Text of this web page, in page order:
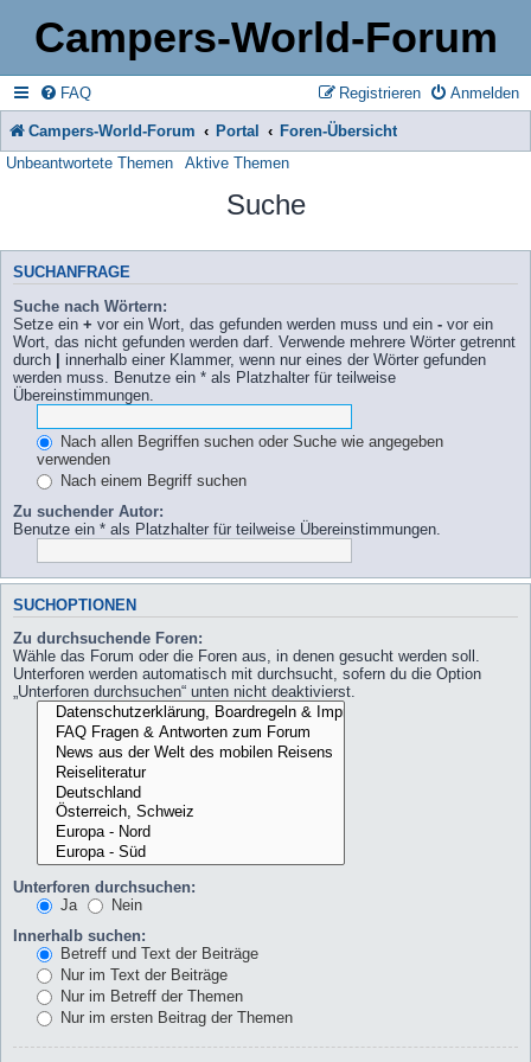
Campers-World-Forum
FAQ Anmelden
Registrieren
Campers-World-Forum Portal
Foren-Übersicht
Unbeantwortete Themen
Aktive Themen
Suche
SUCHANFRAGE
Suche nach Wörtern:
Setze ein + vor ein Wort, das gefunden werden muss und ein - vor ein
Wort, das nicht gefunden werden darf. Verwende mehrere Wörter getrennt
durch | innerhalb einer Klammer, wenn nur eines der Wörter gefunden
werden muss. Benutze ein * als Platzhalter für teilweise
Übereinstimmungen.
Nach allen Begriffen suchen oder Suche wie angegeben
verwenden
Nach einem Begriff suchen
Zu suchender Autor:
Benutze ein * als Platzhalter für teilweise Übereinstimmungen.
SUCHOPTIONEN
Zu durchsuchende Foren:
Wähle das Forum oder die Foren aus, in denen gesucht werden soll.
Unterforen werden automatisch mit durchsucht, sofern du die Option
„Unterforen durchsuchen“ unten nicht deaktivierst.
Unterforen durchsuchen:
Ja
Nein
Innerhalb suchen:
Betreff und Text der Beiträge
Nur im Text der Beiträge
Nur im Betreff der Themen
Nur im ersten Beitrag der Themen